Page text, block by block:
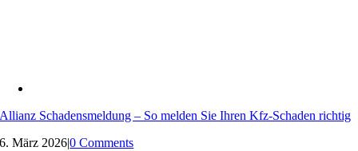
Allianz Schadensmeldung – So melden Sie Ihren Kfz-Schaden richtig
6. März 2026|0 Comments